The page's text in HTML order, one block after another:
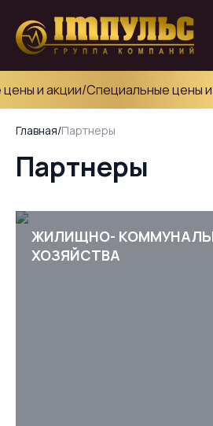
и акции/Специальные цены и
Главная/Партнеры
Партнеры
ЖИЛИЩНО-
ХОЗЯЙСТВА